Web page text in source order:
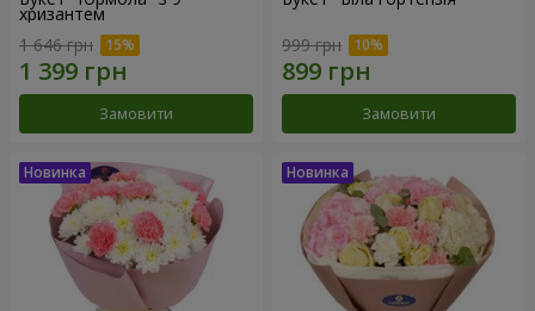
хризантем
1 646 грн
Замовити
999 грн
Замовити